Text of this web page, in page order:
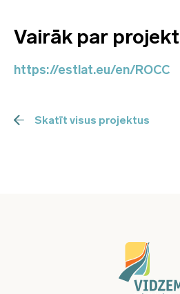
Vairāk par
https://estlat.eu/en/ROCC
Skatīt visus projektus